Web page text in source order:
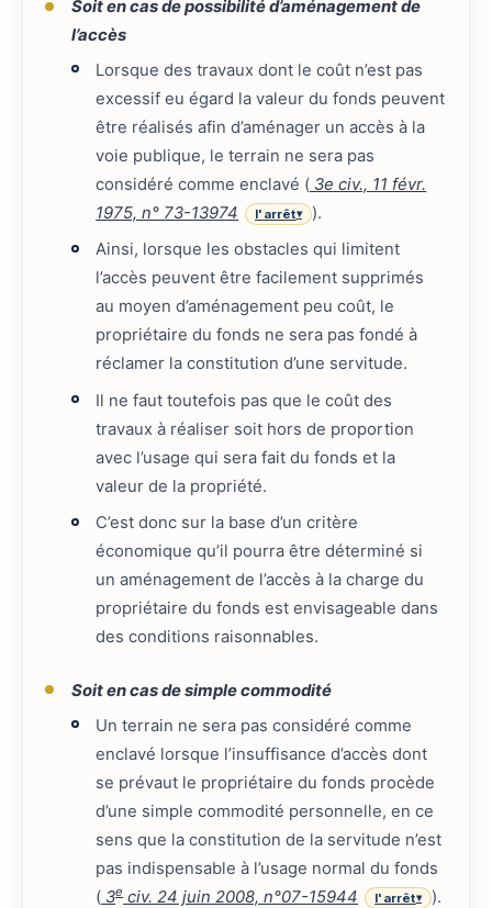
Soit en cas de possibilité d’aménagement de
l’accès
Lorsque des travaux dont le coût n’est pas
excessif eu égard la valeur du fonds peuvent
être réalisés afin d’aménager un accès à la
voie publique, le terrain ne sera pas
considéré comme enclavé ( 3e civ., 11 févr.
1975, n° 73-13974
l'arrêt▾
).
Ainsi, lorsque les obstacles qui limitent
l’accès peuvent être facilement supprimés
au moyen d’aménagement peu coût, le
propriétaire du fonds ne sera pas fondé à
réclamer la constitution d’une servitude.
Il ne faut toutefois pas que le coût des
travaux à réaliser soit hors de proportion
avec l’usage qui sera fait du fonds et la
valeur de la propriété.
C’est donc sur la base d’un critère
économique qu’il pourra être déterminé si
un aménagement de l’accès à la charge du
propriétaire du fonds est envisageable dans
des conditions raisonnables.
Soit en cas de simple commodité
Un terrain ne sera pas considéré comme
enclavé lorsque l’insuffisance d’accès dont
se prévaut le propriétaire du fonds procède
d’une simple commodité personnelle, en ce
sens que la constitution de la servitude n’est
pas indispensable à l’usage normal du fonds
( 3e civ. 24 juin 2008, n°07-15944 l'arrêt▾
).